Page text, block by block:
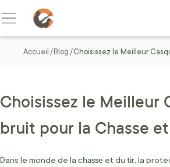
Allez au contenu
Basculer la navigation
Accueil Blog Choisissez le Meilleur
Choisissez le Meilleur
bruit pour la Chasse
Dans le monde de la chasse et du tir , la